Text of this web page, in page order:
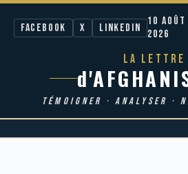
Facebook X LinkedIn
10 AOÛT
2026
LA LETTRE
TÉMOIGNER · ANALYSER ·